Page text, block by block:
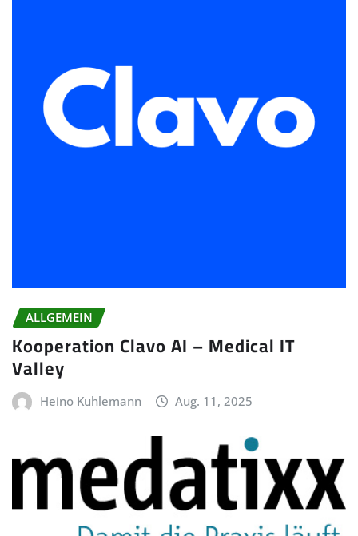
ALLGEMEIN
Kooperation Clavo AI – Medical IT
Valley
Heino Kuhlemann Aug. 11, 2025